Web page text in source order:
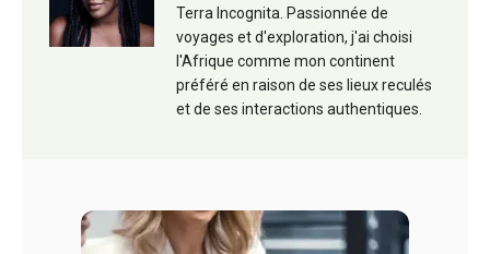
Terra Incognita. Passionnée de
voyages et d'exploration, j'ai choisi
l'Afrique comme mon continent
préféré en raison de ses lieux reculés
et de ses interactions authentiques.